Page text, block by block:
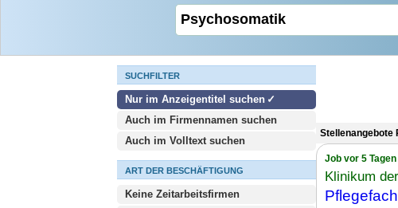
SUCHFILTER
Nur im Anzeigentitel suchen
Auch im Firmennamen suchen
Auch im Volltext suchen
ART DER BESCHÄFTIGUNG
Keine Zeitarbeitsfirmen
Stellenangebote
Job vor 5
Klinikum